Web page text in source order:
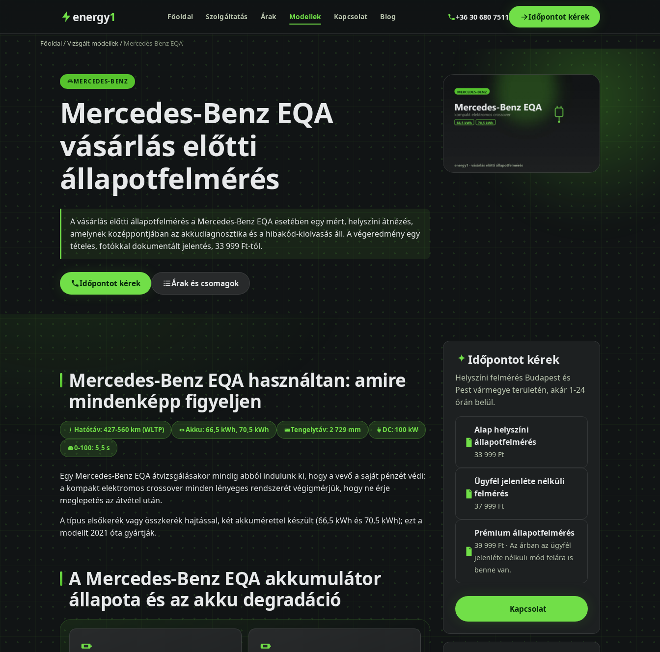
energy1 Főoldal Szolgáltatás Árak Modellek Kapcsolat Blog +36 30 680 7511 Időpontot kérek
Főoldal/Vizsgált modellek/Mercedes-Benz EQA
MERCEDES-BENZ
Mercedes-Benz EQA
vásárlás előtti
állapotfelmérés
A vásárlás előtti állapotfelmérés a Mercedes-Benz EQA esetében egy mért, helyszíni átnézés,
amelynek középpontjában az akkudiagnosztika és a hibakód-kiolvasás áll. A végeredmény egy
tételes, fotókkal dokumentált jelentés, 33 999 Ft-tól.
Időpontot kérek Árak és csomagok
Mercedes-Benz EQA használtan: amire
mindenképp figyeljen
Hatótáv: 427-560 km (WLTP) Akku: 66,5 kWh, 70,5 kWh Tengelytáv: 2 729 mm DC: 100 kW
0-100: 5,5 s
Egy Mercedes-Benz EQA átvizsgálásakor mindig abból indulunk ki, hogy a vevő a saját pénzét védi:
a kompakt elektromos crossover minden lényeges rendszerét végigmérjük, hogy ne érje
meglepetés az átvétel után.
A típus elsőkerék vagy összkerék hajtással, két akkumérettel készült (66,5 kWh és 70,5 kWh); ezt a
modellt 2021 óta gyártják.
A Mercedes-Benz EQA akkumulátor
állapota és az akku degradáció
Időpontot kérek
Helyszíni felmérés Budapest és
Pest vármegye területén, akár 1-24
órán belül.
Alap helyszíni
állapotfelmérés
33 999 Ft
Ügyfél jelenléte nélküli
felmérés
37 999 Ft
Prémium állapotfelmérés
39 999 Ft · Az árban az ügyfél
jelenléte nélküli mód felára is
benne van.
Kapcsolat